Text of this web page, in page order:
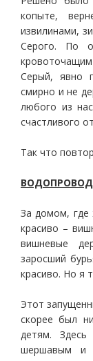
копыте,
извилинами,
Серого. По
Серый, явно
смирно и не
любого из
счастливого
Так что
ВОДОПРОВОД
За домом, где
красиво –
вишневые
заросший
красиво. Но я
Этот
скорее был
детям.
шершавым и